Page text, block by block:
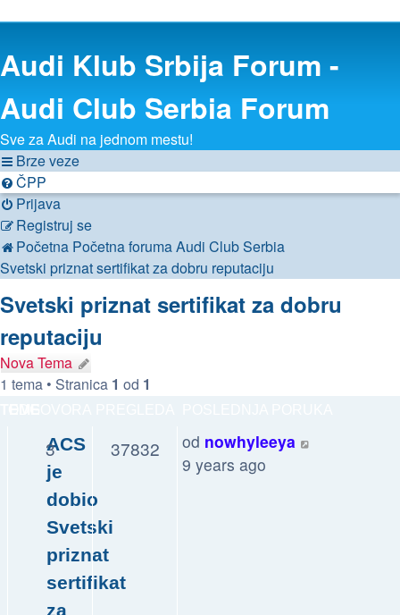
Audi Klub Srbija Forum -
Audi Club Serbia Forum
Sve za Audi na jednom mestu!
Brze veze
ČPP
Prijava
Registruj se
Početna Početna forumaAudi Club Serbia
Svetski priznat sertifikat za dobru reputaciju
Svetski priznat sertifikat za dobru
reputaciju
Nova Tema
1 tema • Stranica 1 od 1
ACS
je
dobio
Svetski
priznat
sertifikat
za
3 37832 od nowhyleeya
9 years ago